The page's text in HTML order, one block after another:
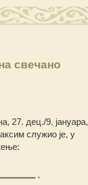
свечано
27. дец./9. јануара,
служио је, у